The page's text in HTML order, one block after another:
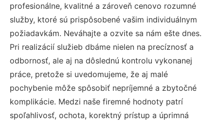
profesionálne, kvalitné a zároveň cenovo rozumné
služby, ktoré sú prispôsobené vašim individuálnym
požiadavkám. Neváhajte a ozvite sa nám ešte dnes.
Pri realizácií služieb dbáme nielen na precíznosť a
odbornosť, ale aj na dôslednú kontrolu vykonanej
práce, pretože si uvedomujeme, že aj malé
pochybenie môže spôsobiť nepríjemné a zbytočné
komplikácie. Medzi naše firemné hodnoty patrí
spoľahlivosť, ochota, korektný prístup a úprimná